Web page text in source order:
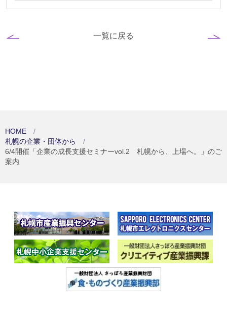
一覧に戻る
HOME
札幌の企業・団体から
6/4開催「企業の成長支援セミナーvol.2 札幌から、上場へ。」のご
案内